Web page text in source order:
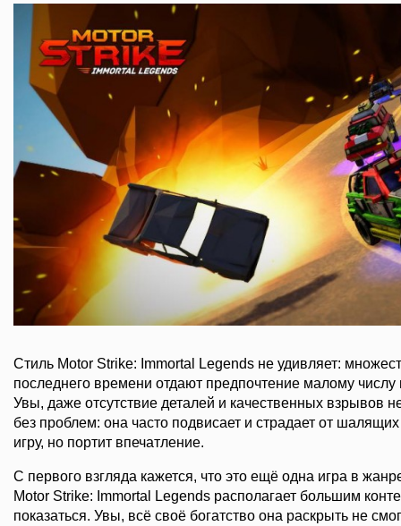
Стиль Motor Strike: Immortal Legends не удивляет:
последнего времени отдают предпочтение малому
Увы, даже отсутствие деталей и качественных взрывов
без проблем: она часто подвисает и страдает от
игру, но портит впечатление.
С первого взгляда кажется, что это ещё одна игра в
Motor Strike: Immortal Legends располагает большим
показаться. Увы, всё своё богатство она раскрыть не